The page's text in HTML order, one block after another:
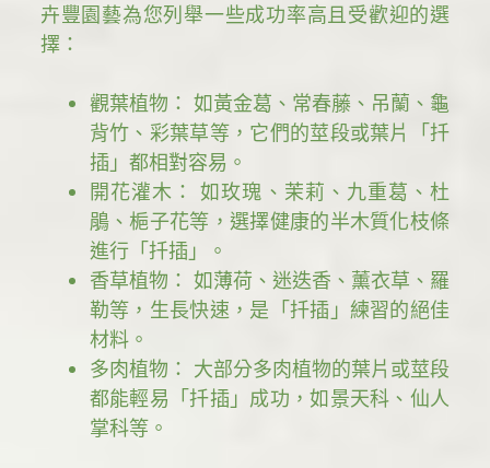
卉豐園藝為您列舉一些成功率高且受歡迎的選
擇：
觀葉植物： 如黃金葛、常春藤、吊蘭、龜
背竹、彩葉草等，它們的莖段或葉片「扦
插」都相對容易。
開花灌木： 如玫瑰、茉莉、九重葛、杜
鵑、梔子花等，選擇健康的半木質化枝條
進行「扦插」。
香草植物： 如薄荷、迷迭香、薰衣草、羅
勒等，生長快速，是「扦插」練習的絕佳
材料。
多肉植物： 大部分多肉植物的葉片或莖段
都能輕易「扦插」成功，如景天科、仙人
掌科等。